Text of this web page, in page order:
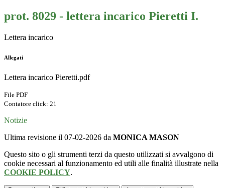
prot. 8029 - lettera incarico Pieretti I.
Lettera incarico
Allegati
Lettera incarico Pieretti.pdf
File PDF
Contatore click: 21
Notizie
Ultima revisione il 07-02-2026 da MONICA MASON
Questo sito o gli strumenti terzi da questo utilizzati si avvalgono di
cookie necessari al funzionamento ed utili alle finalità illustrate nella
COOKIE POLICY.